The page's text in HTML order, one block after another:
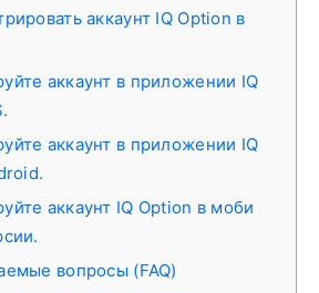
аккаунт IQ Option в
аккаунт в приложении IQ
аккаунт в приложении IQ
аккаунт IQ Option в моби
вопросы (FAQ)